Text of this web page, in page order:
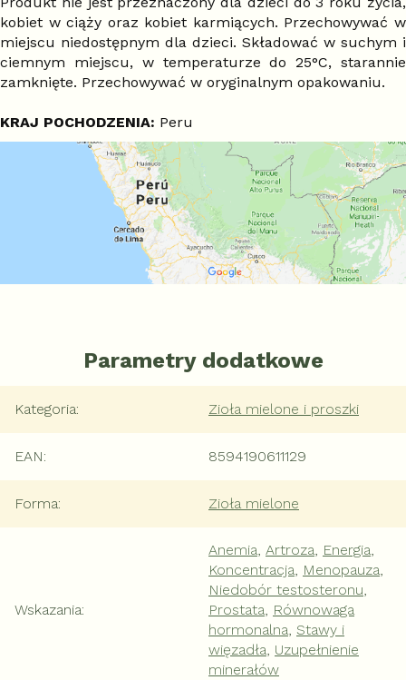
kobiet w ciąży oraz kobiet karmiących. Przechowywać w
miejscu niedostępnym dla dzieci. Składować w suchym i
ciemnym miejscu, w temperaturze do 25°C, starannie
zamknięte. Przechowywać w oryginalnym opakowaniu.
KRAJ POCHODZENIA: Peru
Parametry dodatkowe
Kategoria: Zioła mielone i proszki
EAN: 8594190611129
Forma: Zioła mielone
Wskazania:
Anemia, Artroza, Energia,
Koncentracja, Menopauza,
Niedobór testosteronu,
Prostata, Równowaga
hormonalna, Stawy i
więzadła, Uzupełnienie
minerałów